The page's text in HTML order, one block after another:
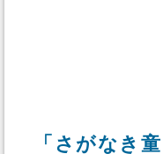
「さがなき